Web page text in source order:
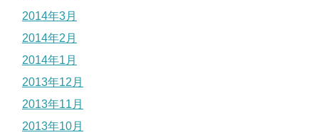
2014年3月
2014年2月
2014年1月
2013年12月
2013年11月
2013年10月